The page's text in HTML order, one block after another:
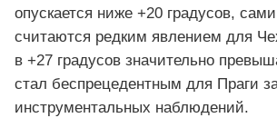
опускается ниже +20 градусов,
считаются редким явлением для
в +27 градусов значительно
стал беспрецедентным для Праги
инструментальных наблюдений.